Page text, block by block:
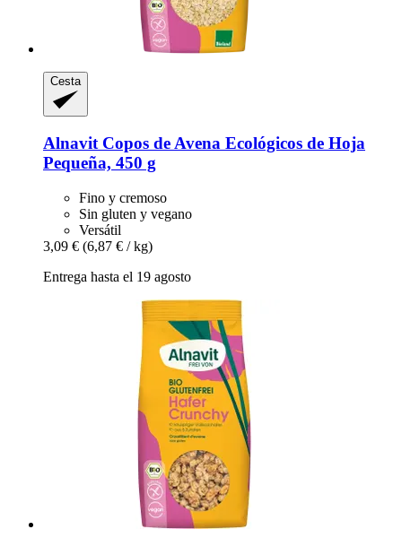
Cesta
Alnavit Copos de Avena Ecológicos de Hoja
Pequeña, 450 g
Fino y cremoso
Sin gluten y vegano
Versátil
3,09 € (6,87 € / kg)
Entrega hasta el 19 agosto